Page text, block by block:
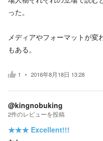
った。
メディアやフォーマットが
もある。
1 2016年8月18日 13:28
@kingnobuking
2件のレビューを投稿
★★★ Excellent!!!